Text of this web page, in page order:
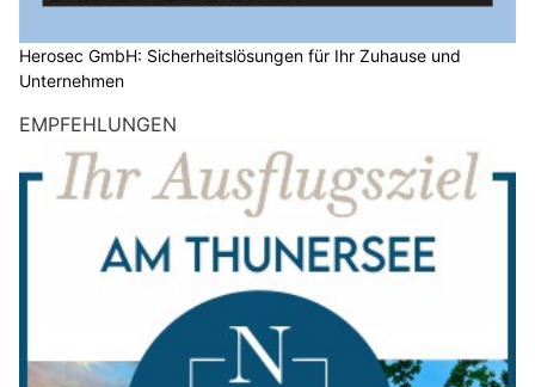
Herosec GmbH: Sicherheitslösungen für Ihr Zuhause und
Unternehmen
EMPFEHLUNGEN